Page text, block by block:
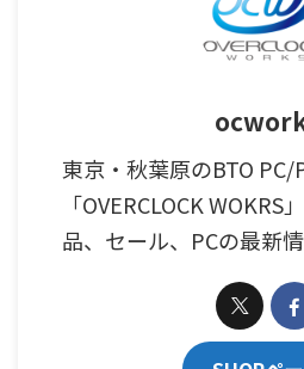
東京・秋葉原のBTO
「OVERCLOCK
品、セール、PCの最新